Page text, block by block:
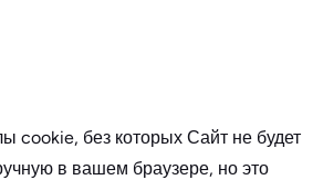
без которых Сайт не будет
в вашем браузере, но это